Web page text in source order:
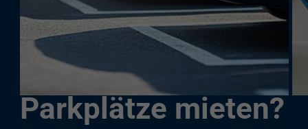
Sie möchten für
Ihre Mitarbeitende
Parkplätze mieten?